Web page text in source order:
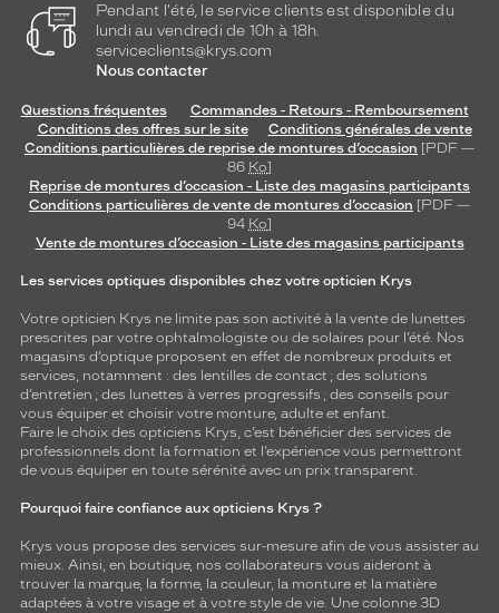
Pendant l'été, le service clients est disponible du
lundi au vendredi de 10h à 18h.
serviceclients@krys.com
Nous contacter
Questions fréquentes
Commandes - Retours - Remboursement
Conditions des offres sur le site
Conditions générales de vente
Conditions particulières de reprise de montures d’occasion [PDF —
86 Ko]
Reprise de montures d’occasion - Liste des magasins participants
Conditions particulières de vente de montures d’occasion [PDF —
94 Ko]
Vente de montures d’occasion - Liste des magasins participants
Les services optiques disponibles chez votre opticien Krys
Votre opticien Krys ne limite pas son activité à la vente de lunettes
prescrites par votre ophtalmologiste ou de solaires pour l’été. Nos
magasins d’optique proposent en effet de nombreux produits et
services, notamment : des lentilles de contact ; des solutions
d’entretien ; des lunettes à verres progressifs ; des conseils pour
vous équiper et choisir votre monture, adulte et enfant.
Faire le choix des opticiens Krys, c’est bénéficier des services de
professionnels dont la formation et l’expérience vous permettront
de vous équiper en toute sérénité avec un prix transparent.
Pourquoi faire confiance aux opticiens Krys ?
Krys vous propose des services sur-mesure afin de vous assister au
mieux. Ainsi, en boutique, nos collaborateurs vous aideront à
trouver la marque, la forme, la couleur, la monture et la matière
adaptées à votre visage et à votre style de vie. Une colonne 3D